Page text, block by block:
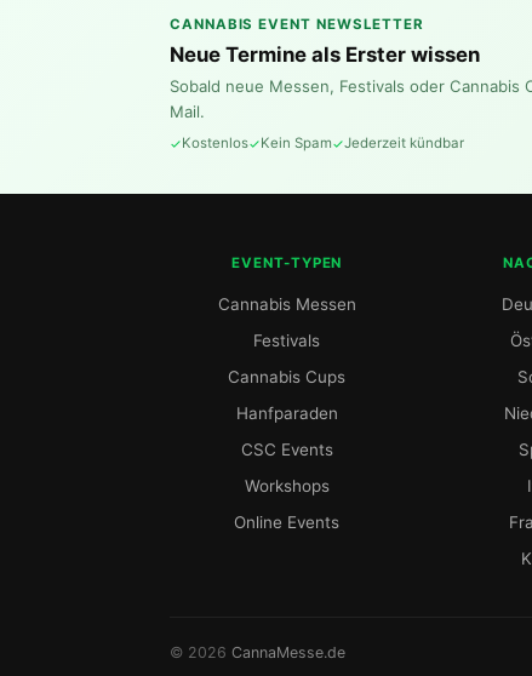
CANNABIS EVENT NEWSLETTER
Neue Termine als Erster wissen
Sobald neue Messen, Festivals oder
Mail.
Kostenlos Kein Spam Jederzeit kündbar
EVENT-TYPEN
Cannabis Messen
Festivals
Cannabis Cups
Hanfparaden
CSC Events
Workshops
Online Events
© 2026 CannaMesse.de